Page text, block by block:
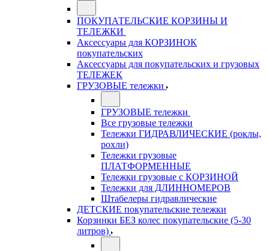
ПОКУПАТЕЛЬСКИЕ КОРЗИНЫ И
ТЕЛЕЖКИ
Аксессуары для КОРЗИНОК
покупательских
Аксессуары для покупательских и грузовых
ТЕЛЕЖЕК
ГРУЗОВЫЕ тележки
ГРУЗОВЫЕ тележки
Все грузовые тележки
Тележки ГИДРАВЛИЧЕСКИЕ (роклы,
рохли)
Тележки грузовые
ПЛАТФОРМЕННЫЕ
Тележки грузовые с КОРЗИНОЙ
Тележки для ДЛИННОМЕРОВ
Штабелеры гидравлические
ДЕТСКИЕ покупательские тележки
Корзинки БЕЗ колес покупательские (5-30
литров)